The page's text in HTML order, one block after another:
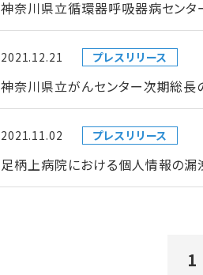
神奈川県立循環器呼吸器病センタ
2021.12.21 プレスリリース
神奈川県立がんセンター次期総長
2021.11.02 プレスリリース
足柄上病院における個人情報の漏
1